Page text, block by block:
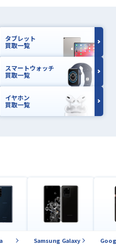
タブレット
買取一覧
スマートウォッチ
買取一覧
イヤホン
買取一覧
Samsung Galaxy